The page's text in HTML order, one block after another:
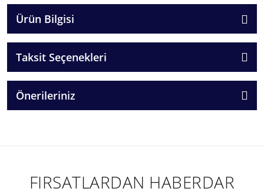
Ürün Bilgisi
Taksit Seçenekleri
Önerileriniz
FIRSATLARDAN HABERDAR